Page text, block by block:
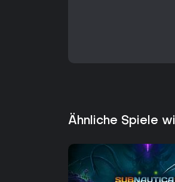
Ähnliche Spiele